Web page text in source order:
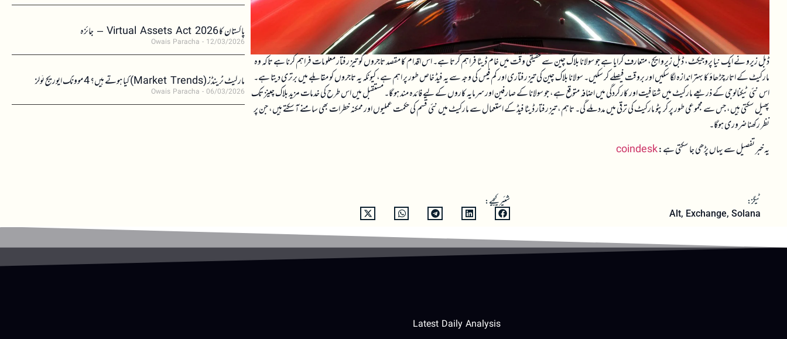
ڈبل زیرو نے ایک نیا پروجیکٹ، ڈبل زیرو ایج، متعارف کرایا ہے جو سولانا بلاک چین سے حقیقی وقت میں خام ڈیٹا فراہم کرتا ہے۔ اس اقدام کا مقصد تاجروں کو تیز رفتار معلومات فراہم کرنا ہے تاکہ وہ
مارکیٹ کے اتار چڑھاؤ کا بہتر اندازہ لگا سکیں اور بروقت فیصلے کر سکیں۔ سولانا بلاک چین کی تیز رفتاری اور کم فیس کی وجہ سے یہ فیڈ خاص طور پر اہم ہے، کیونکہ یہ تاجروں کو مقابلے میں برتری دیتا ہے۔
اس نئی ٹیکنالوجی کے ذریعے مارکیٹ میں شفافیت اور کارکردگی میں اضافہ متوقع ہے، جو سولانا کے صارفین اور سرمایہ کاروں کے لیے فائدہ مند ہو گا۔ مستقبل میں اس طرح کی خدمات مزید بلاک چینز تک
پھیل سکتی ہیں، جس سے مجموعی طور پر کرپٹو مارکیٹ کی ترقی میں مدد ملے گی۔ تاہم، تیز رفتار ڈیٹا فیڈ کے استعمال سے مارکیٹ میں نئی قسم کی حکمت عملیوں اور ممکنہ خطرات بھی سامنے آ سکتے ہیں، جن پر
نظر رکھنا ضروری ہوگا۔
یہ خبر تفصیل سے یہاں پڑھی جا سکتی ہے:coindesk
ٹیگز:
Alt, Exchange, Solana
شئیر کیجیے:
پاکستان کا Virtual Assets Act 2026 – جائزہ
Owais Paracha 12/03/2026
مارکیٹ ٹرینڈز (Market Trends) کیا ہوتے ہیں؟ 4 موونگ ایوریج ٹولز
Owais Paracha 06/03/2026
Latest Daily Analysis